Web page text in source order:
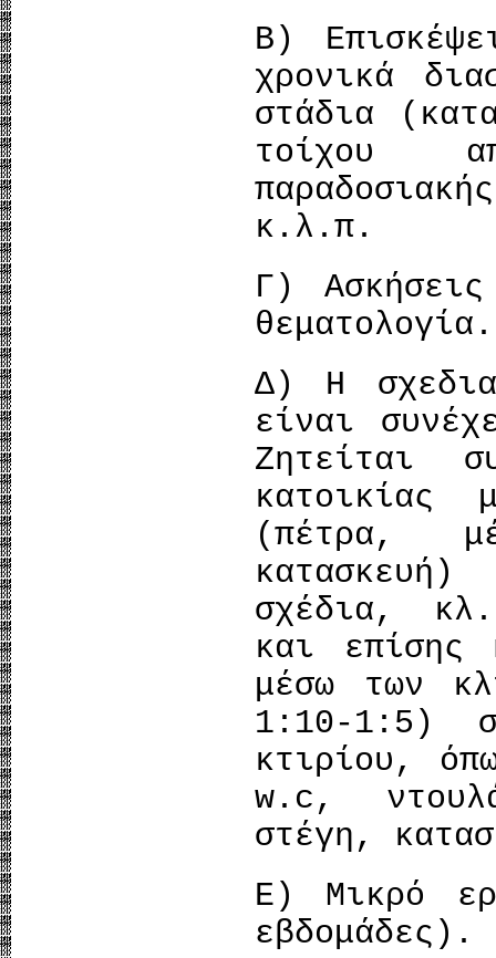
Β)
χρονικά
στάδια
τοίχου
κ.λ.π.
Γ) Ασκήσεις
θεματολογία.
Δ) Η
είναι
Ζητείται
κατοικίας
(πέτρα,
κατασκευή)
σχέδια,
και επίσης
μέσω των
1:10-1:5)
κτιρίου,
w.c,
στέγη,
Ε) Μικρό
εβδομάδες).